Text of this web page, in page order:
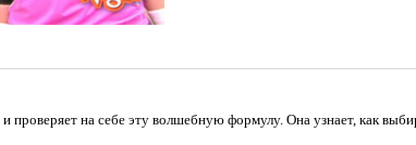
на себе эту волшебную формулу. Она узнает, как